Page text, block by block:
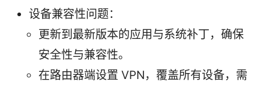
设备兼容性问题：
更新到最新版本的应用与系统补丁，确保
安全性与兼容性。
在路由器端设置 VPN，覆盖所有设备，需